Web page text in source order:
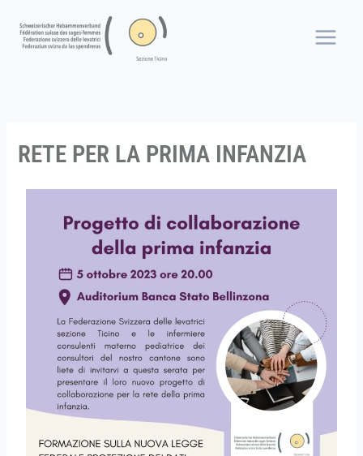
contenuto
RETE PER LA PRIMA INFANZIA